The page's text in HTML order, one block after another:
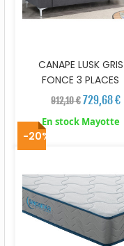
CANAPE LUSK GRIS
FONCE 3 PLACES
912,10 €729,68 €
En stock Mayotte
-20%